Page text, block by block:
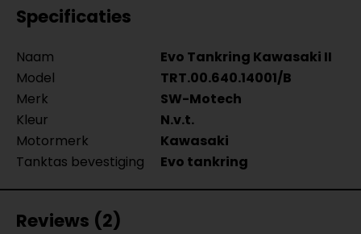
Specificaties
Naam
Evo Tankring Kawasaki II
Model
TRT.00.640.14001/B
Merk
SW-Motech
Kleur
N.v.t.
Motormerk
Kawasaki
Tanktas bevestiging
Evo tankring
Reviews (2)